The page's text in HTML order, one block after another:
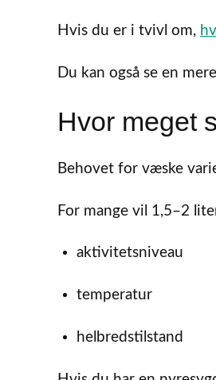
Hvis du er i tvivl om,
Du kan også se en
Hvor meget
Behovet for væske
For mange vil 1,5–2
aktivitetsniveau
temperatur
helbredstilstand